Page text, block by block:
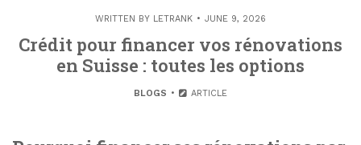
WRITTEN BY LETRANK JUNE 9, 2026
Crédit pour financer vos rénovations
en Suisse : toutes les options
BLOGS ARTICLE